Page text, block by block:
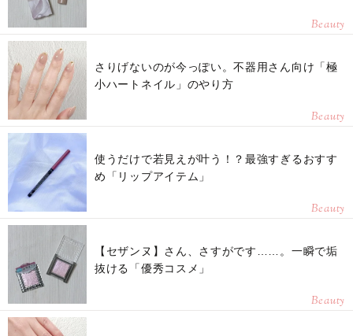
Beauty
さりげないのが今っぽい。不器用さん向け「極
小ハートネイル」のやり方
Beauty
使うだけで若見えが叶う！？最強すぎるおすす
め「リップアイテム」
Beauty
【セザンヌ】さん、さすがです……。一瞬で垢
抜ける「優秀コスメ」
Beauty